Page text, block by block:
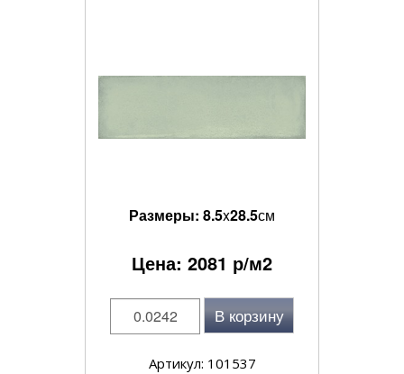
Размеры: 8.5x28.5см
Цена: 2081 р/м2
В корзину
Артикул: 101537